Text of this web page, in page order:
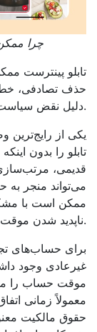
چرا
تابلو پینترست
حذف تصادفی،
دلیل نقض سیاست‌های پینترست.
یکی از
تابلو را بدون
قدیمی،
می‌تواند منجر به
ممکن است با
ناپدید شدن موقت تابلوها شود.
برای حساب‌های
غیرعادی وجود
موقت حساب را
معمولاً زمانی
حقوق مالکیت